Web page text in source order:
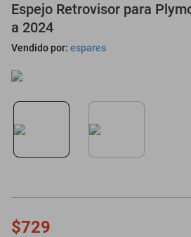
Espejo Retrovisor para
a 2024
Vendido por: espares
$729
lavadoras
colchones